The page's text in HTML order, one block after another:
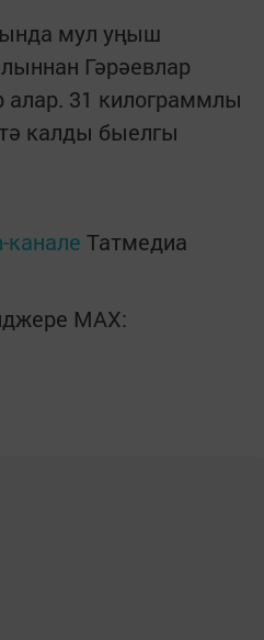
мул уңыш
Гәрәевлар
31 килограммлы
калды быелгы
канале Татмедиа
MАХ: